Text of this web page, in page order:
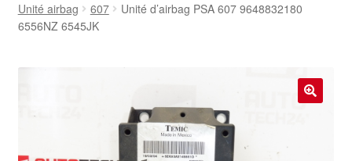
Contact
Unité airbag
607
Unité d’airbag PSA 607 9648832180
6556NZ 6545JK